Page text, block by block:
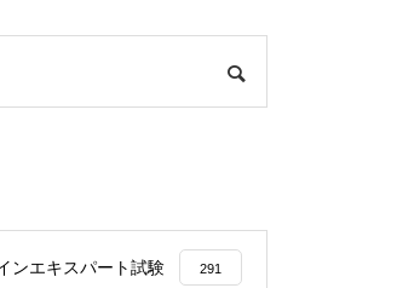
ンエキスパート試験 291